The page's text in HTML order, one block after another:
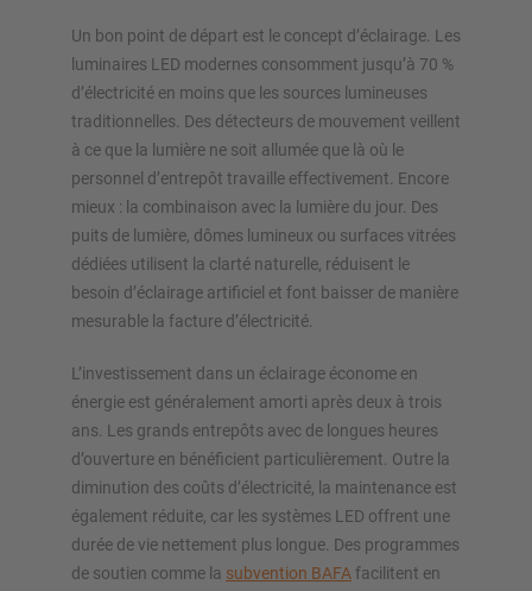
Un bon point de départ est le concept d’éclairage. Les
luminaires LED modernes consomment jusqu’à 70 %
d’électricité en moins que les sources lumineuses
traditionnelles. Des détecteurs de mouvement veillent
à ce que la lumière ne soit allumée que là où le
personnel d’entrepôt travaille effectivement. Encore
mieux : la combinaison avec la lumière du jour. Des
puits de lumière, dômes lumineux ou surfaces vitrées
dédiées utilisent la clarté naturelle, réduisent le
besoin d’éclairage artificiel et font baisser de manière
mesurable la facture d’électricité.
L’investissement dans un éclairage économe en
énergie est généralement amorti après deux à trois
ans. Les grands entrepôts avec de longues heures
d’ouverture en bénéficient particulièrement. Outre la
diminution des coûts d’électricité, la maintenance est
également réduite, car les systèmes LED offrent une
durée de vie nettement plus longue. Des programmes
de soutien comme la subvention BAFAfacilitent en